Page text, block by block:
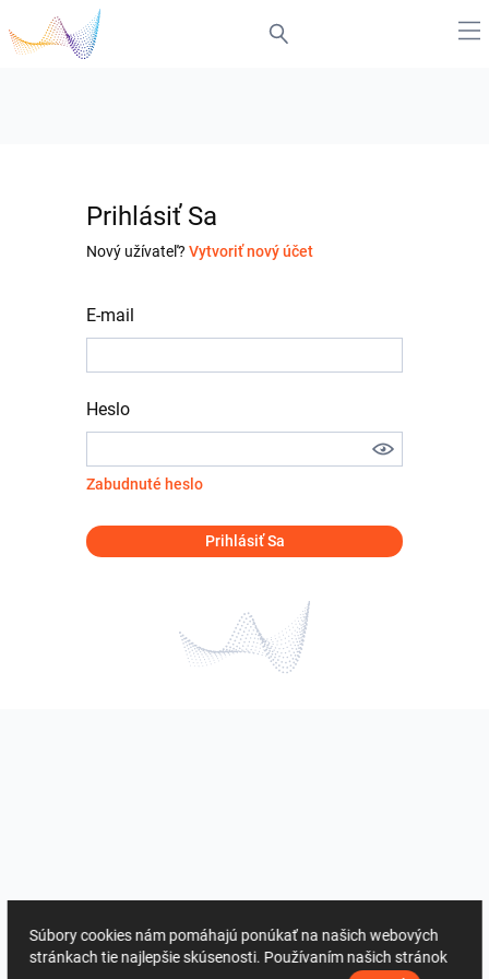
Prihlásiť Sa
Nový užívateľ? Vytvoriť nový účet
E-mail
Heslo
Zabudnuté heslo
Prihlásiť Sa
Súbory cookies nám pomáhajú ponúkať na našich webových
stránkach tie najlepšie skúsenosti. Používaním našich stránok